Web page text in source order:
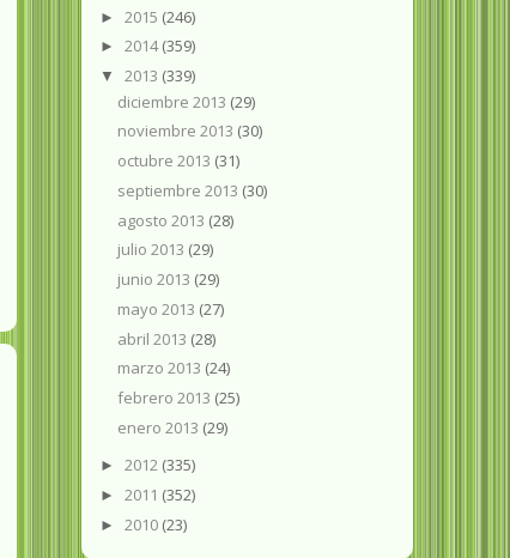
► 2015 (246)
► 2014(359)
▼ 2013 (339)
diciembre 2013 (29)
noviembre 2013 (30)
octubre 2013 (31)
septiembre 2013 (30)
agosto 2013 (28)
julio 2013 (29)
junio 2013 (29)
mayo 2013 (27)
abril 2013 (28)
marzo 2013 (24)
febrero 2013 (25)
enero 2013 (29)
► 2012 (335)
► 2011 (352)
► 2010 (23)